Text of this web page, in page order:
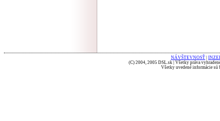
NÁVŠTEVNOSŤ
(C) 2004, 2005 DSL.sk | Všetky práva
Všetky uvedené informácie sú